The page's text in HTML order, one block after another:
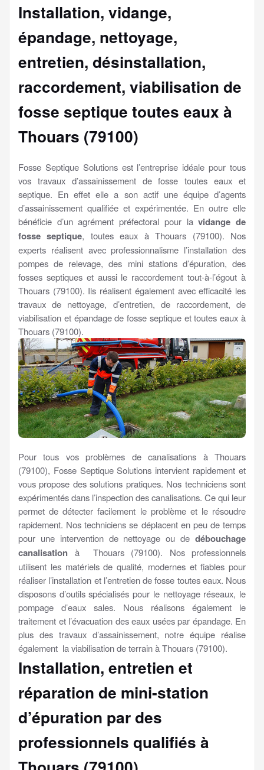
Installation, vidange,
épandage, nettoyage,
entretien, désinstallation,
raccordement, viabilisation de
fosse septique toutes eaux à
Thouars (79100)
Fosse Septique Solutions est l’entreprise idéale pour tous
vos travaux d’assainissement de fosse toutes eaux et
septique. En effet elle a son actif une équipe d’agents
d’assainissement qualifiée et expérimentée. En outre elle
bénéficie d’un agrément préfectoral pour lavidange de
fosse septique, toutes eaux à Thouars (79100). Nos
experts réalisent avec professionnalisme l’installation des
pompes de relevage, des mini stations d’épuration, des
fosses septiques et aussi le raccordement tout-à-l’égout à
Thouars (79100). Ils réalisent également avec efficacité les
travaux de nettoyage, d’entretien, de raccordement, de
viabilisation et épandage de fosse septique et toutes eaux à
Thouars (79100).
Pour tous vos problèmes de canalisations à Thouars
(79100), Fosse Septique Solutions intervient rapidement et
vous propose des solutions pratiques. Nos techniciens sont
expérimentés dans l’inspection des canalisations. Ce qui leur
permet de détecter facilement le problème et le résoudre
rapidement. Nos techniciens se déplacent en peu de temps
pour une intervention de nettoyage ou de débouchage
canalisation à Thouars (79100). Nos professionnels
utilisent les matériels de qualité, modernes et fiables pour
réaliser l’installation et l’entretien de fosse toutes eaux. Nous
disposons d’outils spécialisés pour le nettoyage réseaux, le
pompage d’eaux sales. Nous réalisons également le
traitement et l’évacuation des eaux usées par épandage. En
plus des travaux d’assainissement, notre équipe réalise
également la viabilisation de terrain à Thouars (79100).
Installation, entretien et
réparation de mini-station
d’épuration par des
professionnels qualifiés à